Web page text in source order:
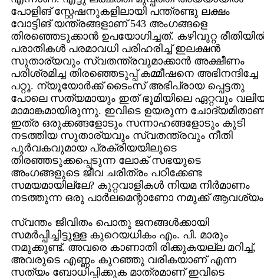
പോളിങ്‌ സ്റ്റേഷനുകളിലായി പന്ത്രണ്ടു ലക്ഷം
വോട്ടിങ്‌ യന്ത്രങ്ങളാണ്‌ 543 അംഗങ്ങളെ
തിരഞ്ഞെടുക്കാന്‍ ഉപയോഗിച്ചത്‌. കഴിവുറ്റ
പരാതികള്‍ പരമാവധി പരിഹരിച്ച്‌ ഇലക്ഷന്‍
സുതാര്യവും സ്വതന്ത്രവുമാക്കാന്‍ അക്ഷീണം
പരിശ്രമിച്ച തിരഞ്ഞെടുപ്പ്‌ കമ്മീഷനെ അഭിനന്ദിച്ചേ
പറ്റൂ. ന്യൂയോര്‍ക്ക്‌ ടൈംസ്‌ അഭിപ്രായ പ്പെട്ടതു
പോലെ സത്യമായും ഇത്‌ ഭൂമിയിലെ ഏറ്റവും
മാമാങ്കമായിരുന്നു. ഇവിടെ ഉയരുന്ന
ഇത്ര ഒരുക്കങ്ങളോടും സന്നാഹങ്ങളോടും കൂടി
നടത്തിയ സുതാര്യവും സ്വതന്ത്രവും നീതി
പൂര്‍വകവുമായ പ്രക്രിയയിലൂടെ
തിരഞ്ഞടുക്കപ്പെടുന്ന ലോക്‌ സഭയുടെ
അംഗങ്ങളുടെ ജീവ ചരിത്രം പഠിക്കേണ്ട
സമയമായില്ലേ? കുറ്റവാളികള്‍ നിയമ നിര്‍മാണം
നടത്തുന്ന ഒരു പാര്‍ലമെന്റാണോ നമുക്ക്‌
സ്വന്തം ജീവിതം പൊതു ജനങ്ങള്‍ക്കായി
സമര്‍പ്പിച്ചിട്ടുള്ള കുറെയധികം എം. പി. മാരും
നമുക്കുണ്ട്‌. അവരെ കാണാതി രിക്കുകയല്ല മറിച്ച്‌,
അവരുടെ എണ്ണം കുറഞ്ഞു വരികയാണ്‌ എന്ന
സത്യം ബോധിപ്പിക്കുക മാത്രമാണ്‌ ഇവിടെ